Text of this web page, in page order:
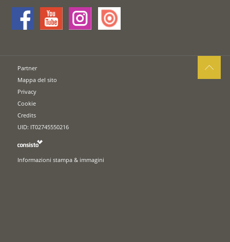
Partner
Mappa del sito
Privacy
Cookie
Credits
UID: IT02745550216
Informazioni stampa & immagini